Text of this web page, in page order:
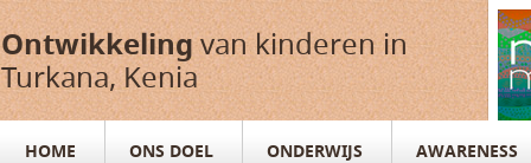
Ontwikkelingvan kinderen in
Turkana, Kenia
HOME ONS DOEL ONDERWIJS AWARENESS